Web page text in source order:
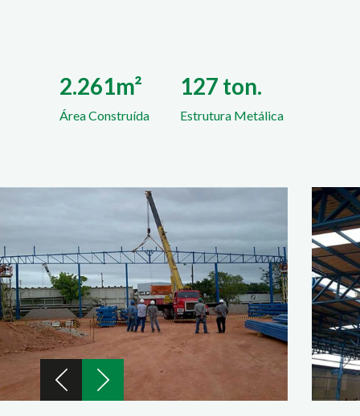
2.261m²
Área Construída
127 ton.
Estrutura Metálica